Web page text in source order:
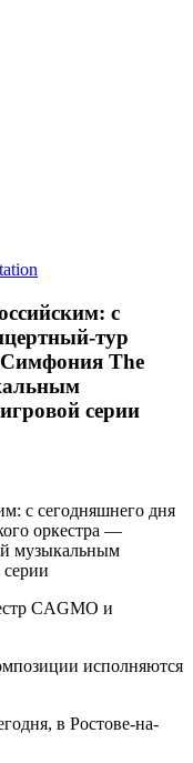
с
тур
The
серии
с сегодняшнего дня
оркестра —
музыкальным
CAGMO и
исполняются
в Ростове-на-